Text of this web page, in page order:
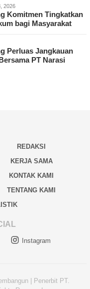
2026
Komitmen Tingkatkan
bagi Masyarakat
Perluas Jangkauan
PT Narasi
REDAKSI
KERJA SAMA
KONTAK KAMI
TENTANG KAMI
Instagram
| Penerbit PT.